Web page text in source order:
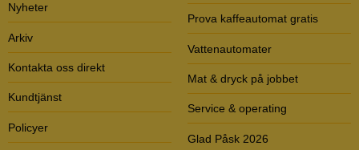
Nyheter
Arkiv
Kontakta oss direkt
Kundtjänst
Policyer
Prova kaffeautomat gratis
Vattenautomater
Mat & dryck på jobbet
Service & operating
Glad Påsk 2026